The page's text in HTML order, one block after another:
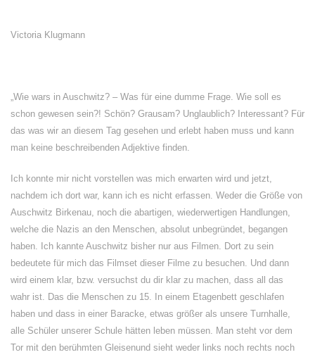
Victoria Klugmann
„Wie wars in Auschwitz? – Was für eine dumme Frage. Wie soll es
schon gewesen sein?! Schön? Grausam? Unglaublich? Interessant? Für
das was wir an diesem Tag gesehen und erlebt haben muss und kann
man keine beschreibenden Adjektive finden.
Ich konnte mir nicht vorstellen was mich erwarten wird und jetzt,
nachdem ich dort war, kann ich es nicht erfassen. Weder die Größe von
Auschwitz Birkenau, noch die abartigen, wiederwertigen Handlungen,
welche die Nazis an den Menschen, absolut unbegründet, begangen
haben. Ich kannte Auschwitz bisher nur aus Filmen. Dort zu sein
bedeutete für mich das Filmset dieser Filme zu besuchen. Und dann
wird einem klar, bzw. versuchst du dir klar zu machen, dass all das
wahr ist. Das die Menschen zu 15. In einem Etagenbett geschlafen
haben und dass in einer Baracke, etwas größer als unsere Turnhalle,
alle Schüler unserer Schule hätten leben müssen. Man steht vor dem
Tor mit den berühmten Gleisenund sieht weder links noch rechts noch